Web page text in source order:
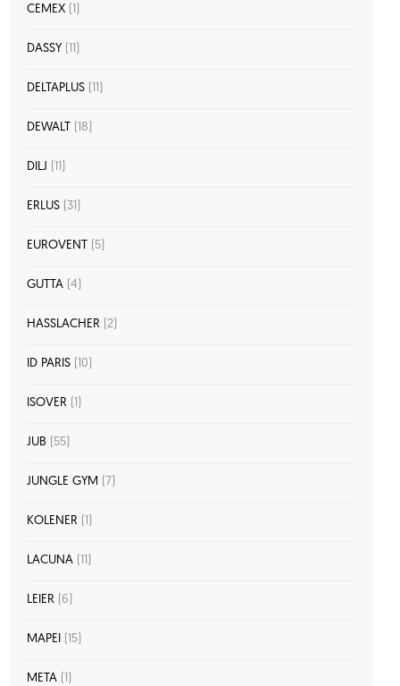
CEMEX (1)
DASSY (11)
DELTAPLUS (11)
DEWALT (18)
DILJ (11)
ERLUS (31)
EUROVENT (5)
GUTTA (4)
HASSLACHER (2)
ID PARIS (10)
ISOVER (1)
JUB (55)
JUNGLE GYM (7)
KOLENER (1)
LACUNA (11)
LEIER (6)
MAPEI (15)
META (1)